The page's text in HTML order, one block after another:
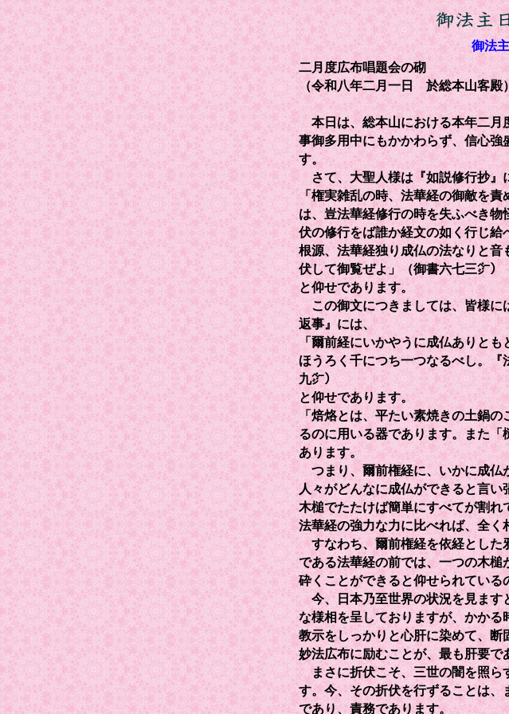
御法
二月度広布唱題会の砌
（令和八年二月一日 於総本山客殿
本日は、総本山における本年二月
事御多用中にもかかわらず、信心強
す。
さて、大聖人様は『如説修行抄』
「権実雑乱の時、法華経の御敵を
は、豈法華経修行の時を失ふべき
伏の修行をば誰か経文の如く行じ
根源、法華経独り成仏の法なりと
伏して御覧ぜよ」（御書六七三㌻）
と仰せであります。
この御文につきましては、皆様に
返事』には、
「爾前経にいかやうに成仏ありと
ほうろく千につち一つなるべし。
九㌻）
と仰せであります。
「焙烙とは、平たい素焼きの土鍋
るのに用いる器であります。また
あります。
つまり、爾前権経に、いかに成仏
人々がどんなに成仏ができると言
木槌でたたけば簡単にすべてが割
法華経の強力な力に比べれば、全
すなわち、爾前権経を依経とした
である法華経の前では、一つの木
砕くことができると仰せられている
今、日本乃至世界の状況を見ます
な様相を呈しておりますが、かか
教示をしっかりと心肝に染めて、
妙法広布に励むことが、最も肝要で
まさに折伏こそ、三世の闇を照ら
す。今、その折伏を行ずることは
であり、責務であります。